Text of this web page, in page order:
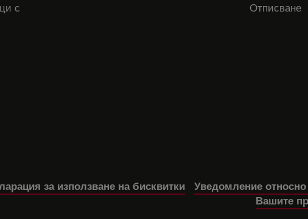
с
Отписване
Уведомление
за използване на бисквитки
Вашите